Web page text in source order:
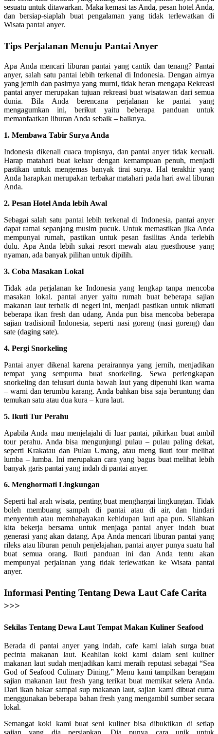
sesuatu untuk ditawarkan. Maka kemasi tas Anda, pesan hotel Anda,
dan bersiap-siaplah buat pengalaman yang tidak terlewatkan di
Wisata pantai anyer.
Tips Perjalanan Menuju Pantai Anyer
Apa Anda mencari liburan pantai yang cantik dan tenang? Pantai
anyer, salah satu pantai lebih terkenal di Indonesia. Dengan airnya
yang jernih dan pasirnya yang murni, tidak heran mengapa Rekreasi
pantai anyer merupakan tujuan rekreasi buat wisatawan dari semua
dunia. Bila Anda berencana perjalanan ke pantai yang
mengagumkan ini, berikut yaitu beberapa panduan untuk
memanfaatkan liburan Anda sebaik – baiknya.
1. Membawa Tabir Surya Anda
Indonesia dikenali cuaca tropisnya, dan pantai anyer tidak kecuali.
Harap matahari buat keluar dengan kemampuan penuh, menjadi
pastikan untuk mengemas banyak tirai surya. Hal terakhir yang
Anda harapkan merupakan terbakar matahari pada hari awal liburan
Anda.
2. Pesan Hotel Anda lebih Awal
Sebagai salah satu pantai lebih terkenal di Indonesia, pantai anyer
dapat ramai sepanjang musim pucuk. Untuk memastikan jika Anda
mempunyai rumah, pastikan untuk pesan fasilitas Anda terlebih
dulu. Apa Anda lebih sukai resort mewah atau guesthouse yang
nyaman, ada banyak pilihan untuk dipilih.
3. Coba Masakan Lokal
Tidak ada perjalanan ke Indonesia yang lengkap tanpa mencoba
masakan lokal. pantai anyer yaitu rumah buat beberapa sajian
makanan laut terbaik di negeri ini, menjadi pastikan untuk nikmati
beberapa ikan fresh dan udang. Anda pun bisa mencoba beberapa
sajian tradisionil Indonesia, seperti nasi goreng (nasi goreng) dan
sate (daging sate).
4. Pergi Snorkeling
Pantai anyer dikenal karena perairannya yang jernih, menjadikan
tempat yang sempurna buat snorkeling. Sewa perlengkapan
snorkeling dan telusuri dunia bawah laut yang dipenuhi ikan warna
– warni dan terumbu karang. Anda bahkan bisa saja beruntung dan
temukan satu atau dua kura – kura laut.
5. Ikuti Tur Perahu
Apabila Anda mau menjelajahi di luar pantai, pikirkan buat ambil
tour perahu. Anda bisa mengunjungi pulau – pulau paling dekat,
seperti Krakatau dan Pulau Umang, atau meng ikuti tour melihat
lumba – lumba. Ini merupakan cara yang bagus buat melihat lebih
banyak garis pantai yang indah di pantai anyer.
6. Menghormati Lingkungan
Seperti hal arah wisata, penting buat menghargai lingkungan. Tidak
boleh membuang sampah di pantai atau di air, dan hindari
menyentuh atau membahayakan kehidupan laut apa pun. Silahkan
kita bekerja bersama untuk menjaga pantai anyer indah buat
generasi yang akan datang. Apa Anda mencari liburan pantai yang
rileks atau liburan penuh penjelajahan, pantai anyer punya suatu hal
buat semua orang. Ikuti panduan ini dan Anda tentu akan
mempunyai perjalanan yang tidak terlewatkan ke Wisata pantai
anyer.
Informasi Penting Tentang Dewa Laut Cafe Carita
>>>
Sekilas Tentang Dewa Laut Tempat Makan Kuliner Seafood
Berada di pantai anyer yang indah, cafe kami ialah surga buat
pecinta makanan laut. Keahlian koki kami dalam seni kuliner
makanan laut sudah menjadikan kami meraih reputasi sebagai “Sea
God of Seafood Culinary Dining.” Menu kami tampilkan beragam
sajian makanan laut fresh yang terikat buat memikat selera Anda.
Dari ikan bakar sampai sup makanan laut, sajian kami dibuat cuma
menggunakan beberapa bahan fresh yang mengambil sumber secara
lokal.
Semangat koki kami buat seni kuliner bisa dibuktikan di setiap
sajian yang dia persiapkan. Dia punya cara unik untuk